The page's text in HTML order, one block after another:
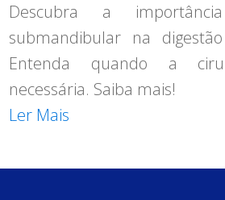
Descubra a
submandibular na
Entenda quando a
necessária. Saiba mais!
Ler Mais